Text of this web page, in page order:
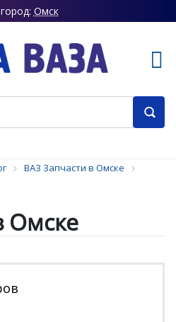
Омск
ВАЗ Запчасти в Омске
Омске